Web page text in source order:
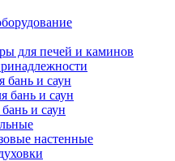
для печей и каминов
бань и саун
бань и саун
и саун
настенные